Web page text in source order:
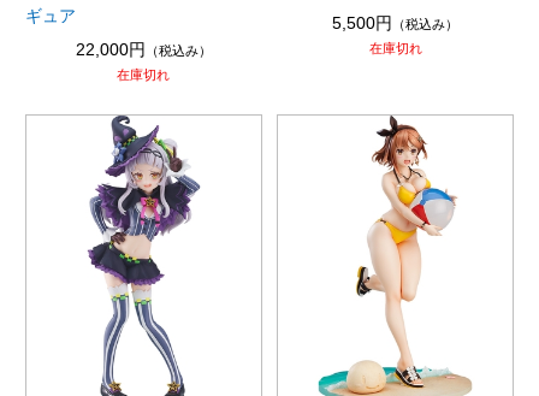
ギュア
22,000円 （税込み）
在庫切れ
5,500円
（税込み）
在庫切れ